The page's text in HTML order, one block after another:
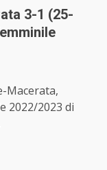
3-1 (25-
Macerata,
2022/2023 di